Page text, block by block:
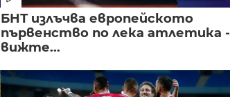
БНТ излъчва европейското
първенство по лека атлетика -
вижте...